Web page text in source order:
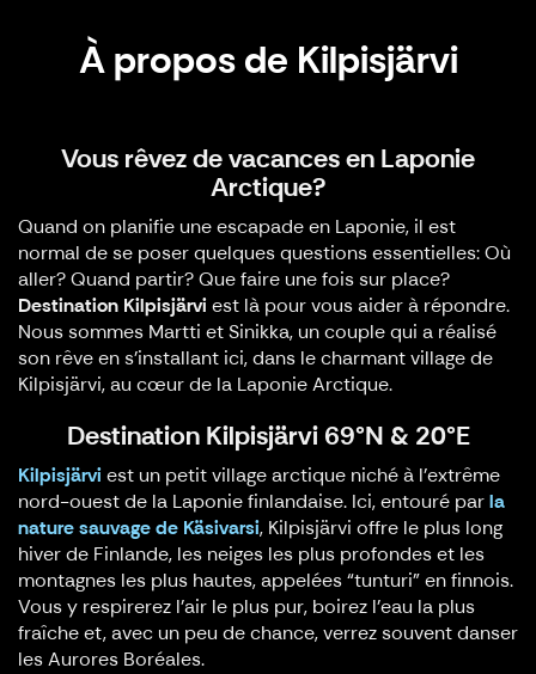
À propos de Kilpisjärvi
Vous rêvez de vacances en Laponie
Arctique?
Quand on planifie une escapade en Laponie, il est
normal de se poser quelques questions essentielles: Où
aller? Quand partir? Que faire une fois sur place?
Destination Kilpisjärviest là pour vous aider à répondre.
Nous sommes Martti et Sinikka, un couple qui a réalisé
son rêve en s’installant ici, dans le charmant village de
Kilpisjärvi, au cœur de la Laponie Arctique.
Destination Kilpisjärvi 69°N & 20°E
Kilpisjärviest un petit village arctique niché à l'extrême
nord-ouest de la Laponie finlandaise. Ici, entouré parla
nature sauvage de Käsivarsi, Kilpisjärvi offre le plus long
hiver de Finlande, les neiges les plus profondes et les
montagnes les plus hautes, appelées “tunturi” en finnois.
Vous y respirerez l’air le plus pur, boirez l’eau la plus
fraîche et, avec un peu de chance, verrez souvent danser
les Aurores Boréales.